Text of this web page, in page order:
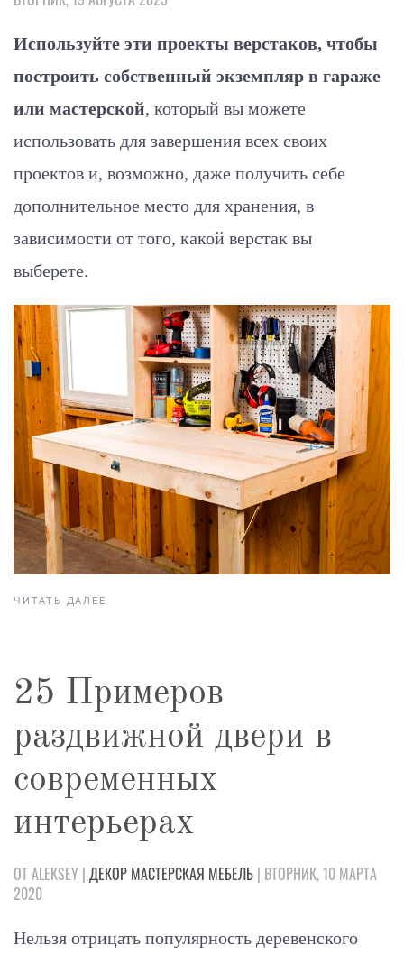
Используйте эти проекты верстаков, чтобы
построить собственный экземпляр в гараже
или мастерской, который вы можете
использовать для завершения всех своих
проектов и, возможно, даже получить себе
дополнительное место для хранения, в
зависимости от того, какой верстак вы
выберете.
ЧИТАТЬ ДАЛЕЕ
25 Примеров
раздвижной двери в
современных
интерьерах
ОТ ALEKSEY | ДЕКОР МАСТЕРСКАЯ МЕБЕЛЬ | ВТОРНИК, 10 МАРТА
2020
Нельзя отрицать популярность деревенского